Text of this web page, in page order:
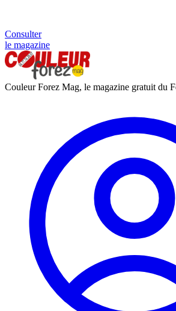
Consulter
le magazine
Couleur Forez Mag, le magazine gratuit du